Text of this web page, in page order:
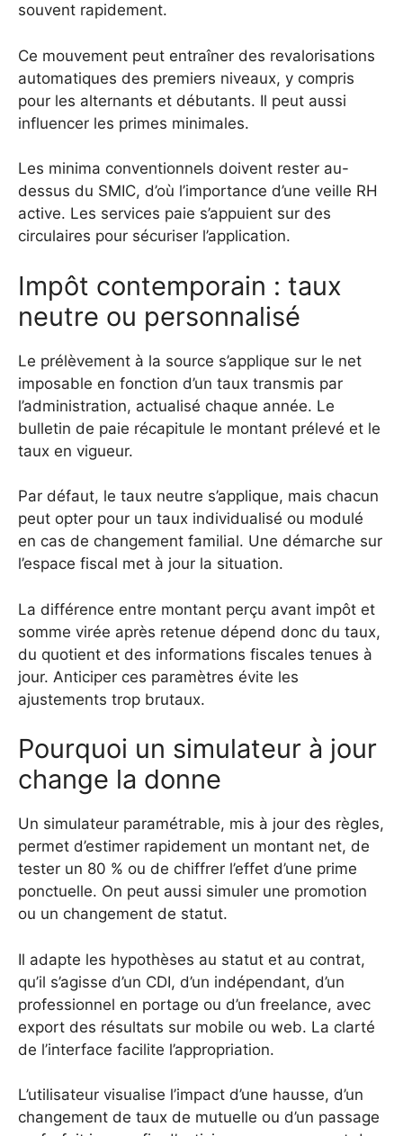
souvent rapidement.
Ce mouvement peut entraîner des revalorisations
automatiques des premiers niveaux, y compris
pour les alternants et débutants. Il peut aussi
influencer les primes minimales.
Les minima conventionnels doivent rester au-
dessus du SMIC, d’où l’importance d’une veille RH
active. Les services paie s’appuient sur des
circulaires pour sécuriser l’application.
Impôt contemporain : taux
neutre ou personnalisé
Le prélèvement à la source s’applique sur le net
imposable en fonction d’un taux transmis par
l’administration, actualisé chaque année. Le
bulletin de paie récapitule le montant prélevé et le
taux en vigueur.
Par défaut, le taux neutre s’applique, mais chacun
peut opter pour un taux individualisé ou modulé
en cas de changement familial. Une démarche sur
l’espace fiscal met à jour la situation.
La différence entre montant perçu avant impôt et
somme virée après retenue dépend donc du taux,
du quotient et des informations fiscales tenues à
jour. Anticiper ces paramètres évite les
ajustements trop brutaux.
Pourquoi un simulateur à jour
change la donne
Un simulateur paramétrable, mis à jour des règles,
permet d’estimer rapidement un montant net, de
tester un 80 % ou de chiffrer l’effet d’une prime
ponctuelle. On peut aussi simuler une promotion
ou un changement de statut.
Il adapte les hypothèses au statut et au contrat,
qu’il s’agisse d’un CDI, d’un indépendant, d’un
professionnel en portage ou d’un freelance, avec
export des résultats sur mobile ou web. La clarté
de l’interface facilite l’appropriation.
L’utilisateur visualise l’impact d’une hausse, d’un
changement de taux de mutuelle ou d’un passage